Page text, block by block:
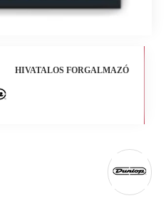
HIVATALOS FORGALMAZÓ